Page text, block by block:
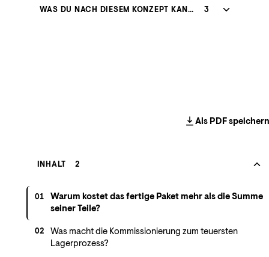
WAS DU NACH DIESEM KONZEPT KANNST 3
Als PDF speichern
INHALT 2
01
Warum kostet das fertige Paket mehr als die Summe
seiner Teile?
02
Was macht die Kommissionierung zum teuersten
Lagerprozess?